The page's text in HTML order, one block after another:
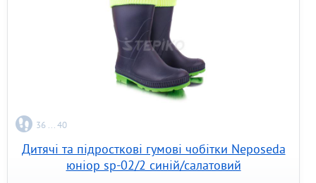
36 ... 40
Дитячі та підросткові гумові чобітки Neposeda
юніор sp-02/2 синій/салатовий